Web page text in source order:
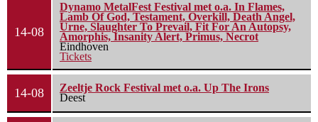
14-08
Dynamo MetalFest Festival met o.a. In Flames,
Lamb Of God, Testament, Overkill, Death Angel,
Urne, Slaughter To Prevail, Fit For An Autopsy,
Amorphis, Insanity Alert, Primus, Necrot
Eindhoven
Tickets
14-08
Zeeltje Rock Festival met o.a. Up The Irons
Deest